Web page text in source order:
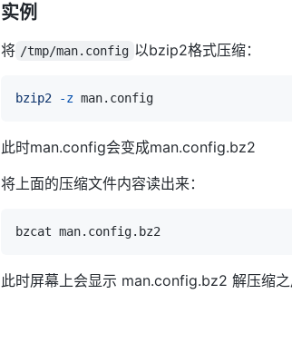
实例
将 /tmp/man.config 以bzip2格式压缩：
bzip2 -z
此时man.config会变成man.config.bz2
将上面的压缩文件内容读出来：
此时屏幕上会显示 man.config.bz2 解压缩之